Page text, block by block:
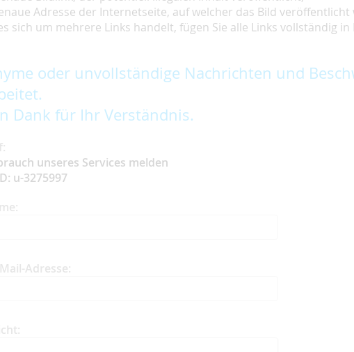
Adresse der Internetseite, auf welcher das Bild veröffentlicht
sich um mehrere Links handelt, fügen Sie alle Links vollständig
oder unvollständige Nachrichten und
Dank für Ihr Verständnis.
unseres Services melden
u-3275997
Adresse: